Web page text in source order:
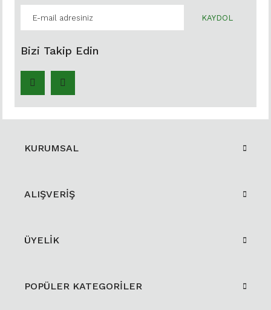
KAYDOL
Bizi Takip Edin
KURUMSAL
ALIŞVERİŞ
ÜYELİK
POPÜLER KATEGORİLER